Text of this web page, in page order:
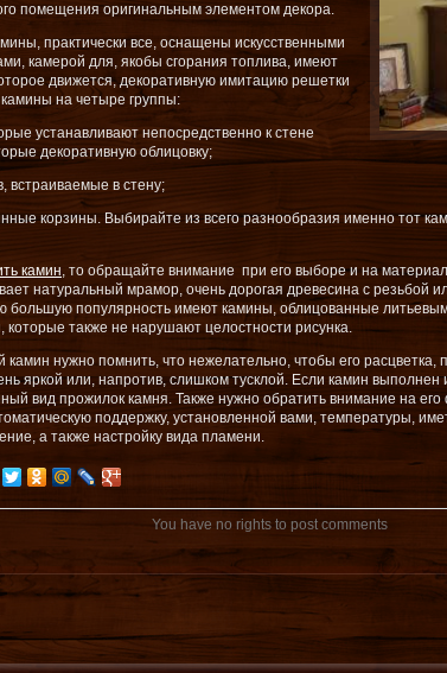
помещения оригинальным элементом декора.
практически все, оснащены искусственными
камерой для, якобы сгорания топлива, имеют
движется, декоративную имитацию решетки
на четыре группы:
устанавливают непосредственно к стене
декоративную облицовку;
встраиваемые в стену;
корзины. Выбирайте из всего разнообразия именно тот
камин, то обращайте внимание при его выборе и на
натуральный мрамор, очень дорогая древесина с резьбой
популярность имеют камины, облицованные
также не нарушают целостности рисунка.
камин нужно помнить, что нежелательно, чтобы его
яркой или, напротив, слишком тусклой. Если камин
вид прожилок камня. Также нужно обратить внимание на его
поддержку, установленной вами, температуры,
а также настройку вида пламени.
You have no rights to post comments